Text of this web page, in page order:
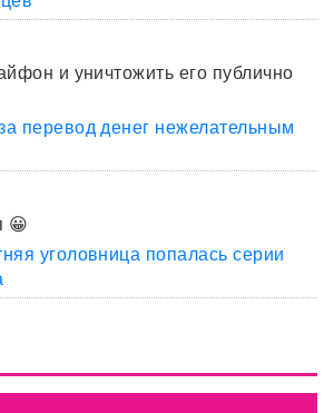
и уничтожить его публично
перевод денег нежелательным
😀
уголовница попалась серии